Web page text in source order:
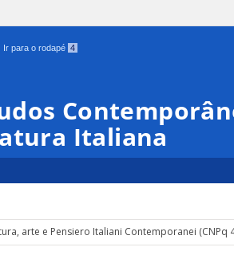
Ir para o rodapé 4
Italiana
arte e Pensiero Italiani Contemporanei (CNPq